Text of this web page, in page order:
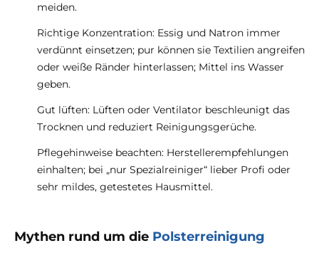
meiden.
Richtige Konzentration: Essig und Natron immer
verdünnt einsetzen; pur können sie Textilien angreifen
oder weiße Ränder hinterlassen; Mittel ins Wasser
geben.
Gut lüften: Lüften oder Ventilator beschleunigt das
Trocknen und reduziert Reinigungsgerüche.
Pflegehinweise beachten: Herstellerempfehlungen
einhalten; bei „nur Spezialreiniger“ lieber Profi oder
sehr mildes, getestetes Hausmittel.
Mythen rund um die Polsterreinigung